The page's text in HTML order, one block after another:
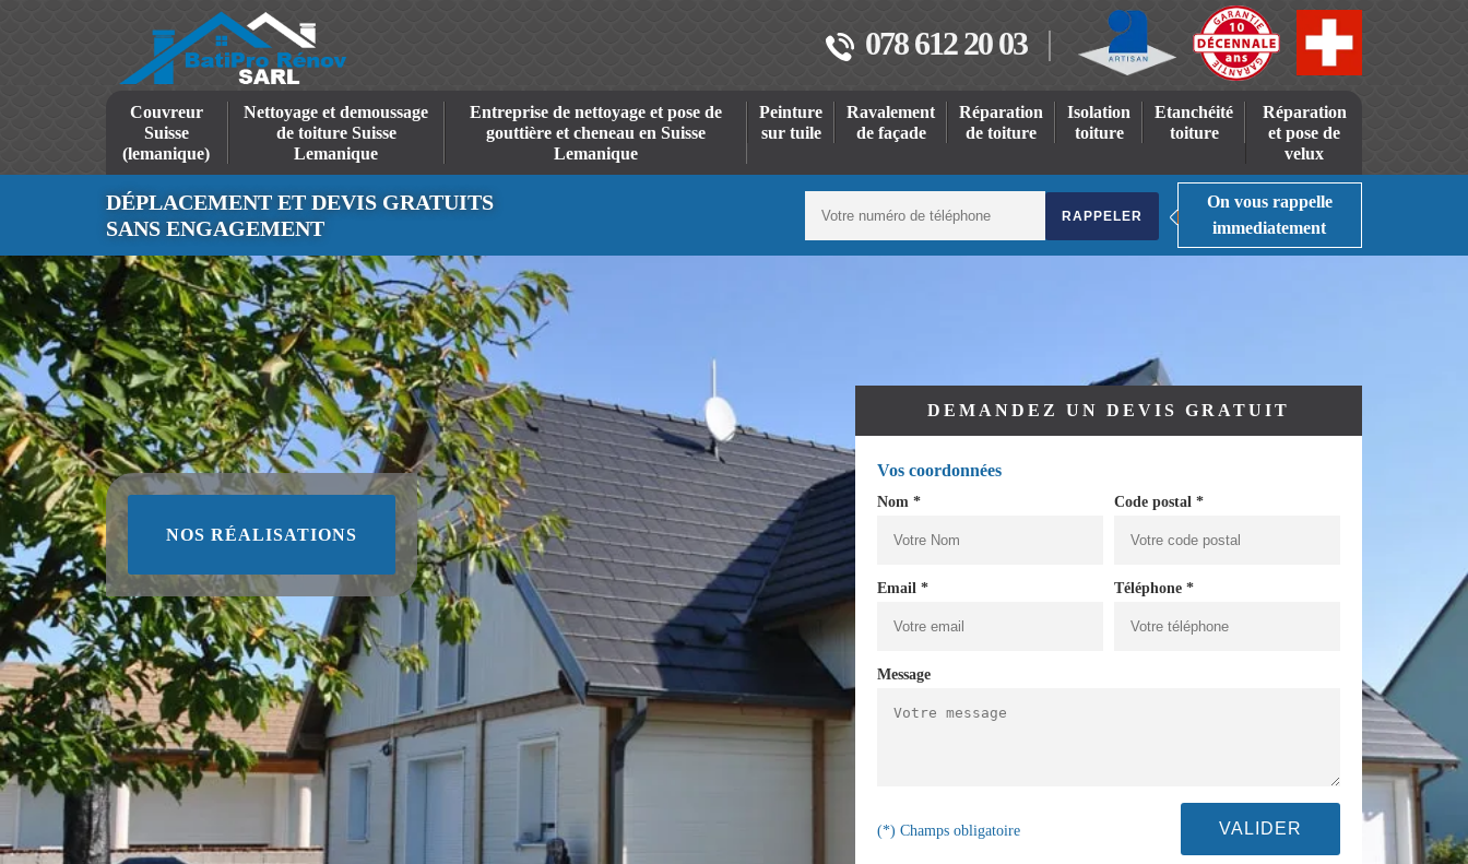
078 612 20 03
Couvreur
Suisse
(lemanique)
Nettoyage et demoussage
de toiture Suisse
Lemanique
Entreprise de nettoyage et pose de
gouttière et cheneau en Suisse
Lemanique
Peinture
sur tuile
Ravalement
de façade
Réparation
de toiture
Isolation
toiture
Etanchéité
toiture
Réparation
et pose de
velux
DÉPLACEMENT ET DEVIS GRATUITS
SANS ENGAGEMENT
On vous rappelle
immediatement
NOS RÉALISATIONS
DEMANDEZ UN DEVIS GRATUIT
Vos coordonnées
Nom * Code postal *
Email * Téléphone *
Message
(*) Champs obligatoire